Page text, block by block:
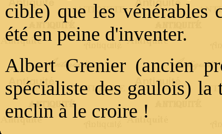
cible) que les vénérables
été en peine d'inventer.
Albert Grenier (ancien
spécialiste des gaulois)
enclin à le croire !